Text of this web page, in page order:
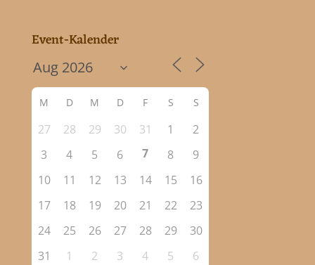
Event-Kalender
M D M D F S S
27 28 29 30 31 1
2
3
4 5 6 7 8
9
10
11 12 13 14 15
16
17
18 19 20 21 22
23
24
25 26 27 28 29
30
31
1 2 3 4 5 6